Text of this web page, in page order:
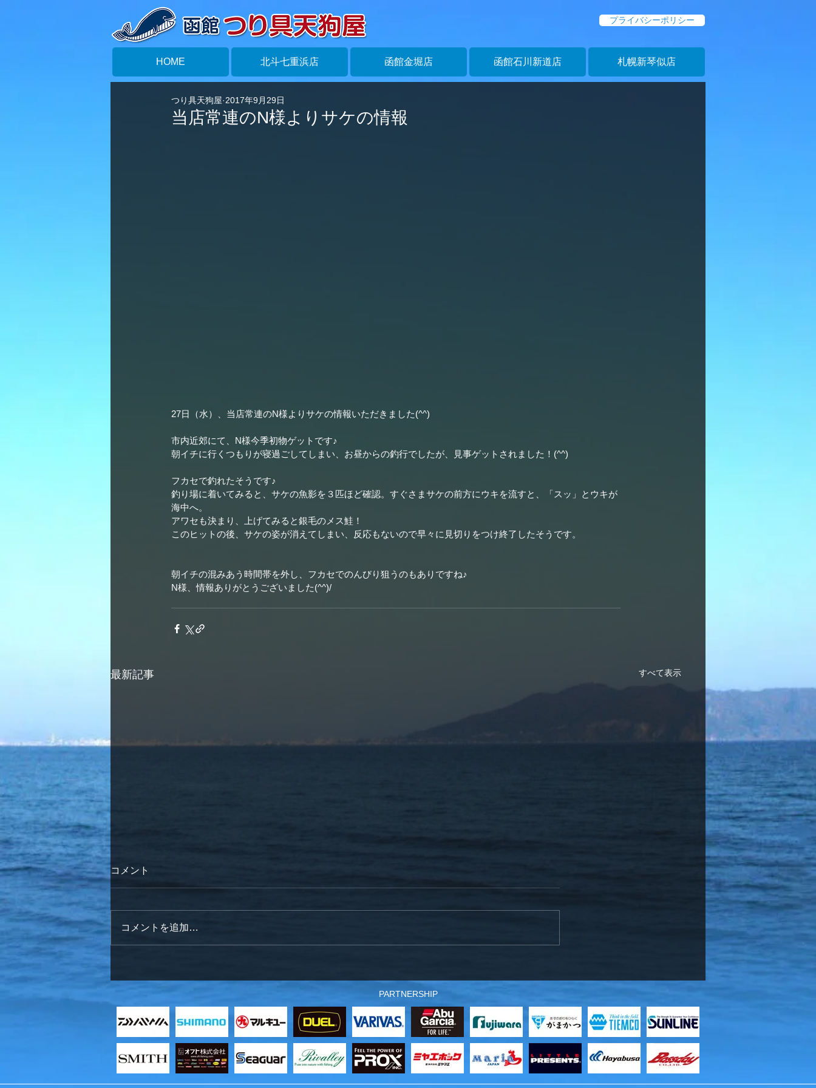
プライバシーポリシー
HOME 北斗七重浜店 函館金堀店 函館石川新道店 札幌新琴似店
当店常連のN様よりサケの情報
つり具天狗屋 2017年9月29日
27日（水）、当店常連のN様よりサケの情報いただきました(^^)
市内近郊にて、N様今季初物ゲットです♪
朝イチに行くつもりが寝過ごしてしまい、お昼からの釣行でしたが、見事ゲットされました！(^^)
フカセで釣れたそうです♪
釣り場に着いてみると、サケの魚影を３匹ほど確認。すぐさまサケの前方にウキを流すと、「スッ」とウキが
海中へ。
アワセも決まり、上げてみると銀毛のメス鮭！
このヒットの後、サケの姿が消えてしまい、反応もないので早々に見切りをつけ終了したそうです。
朝イチの混みあう時間帯を外し、フカセでのんびり狙うのもありですね♪
N様、情報ありがとうございました(^^)/
最新記事 すべて表示
ます
仕掛～製作工程のお知らせ
沖のメバル釣り
コメント
コメントを追加…
PARTNERSHIP